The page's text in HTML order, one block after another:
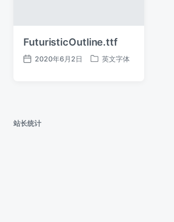
FuturisticOutline.ttf
发
2020年6月2日
发
英文字体
站长统计